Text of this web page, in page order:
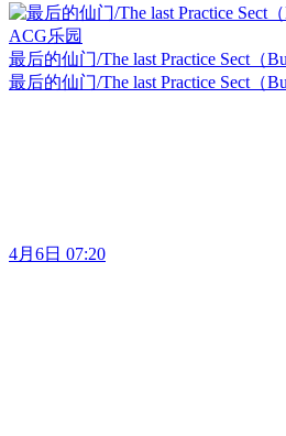
最后的仙门/The last Practice Sect（
最后的仙门/The last Practice Sect（
4月6日 07:20